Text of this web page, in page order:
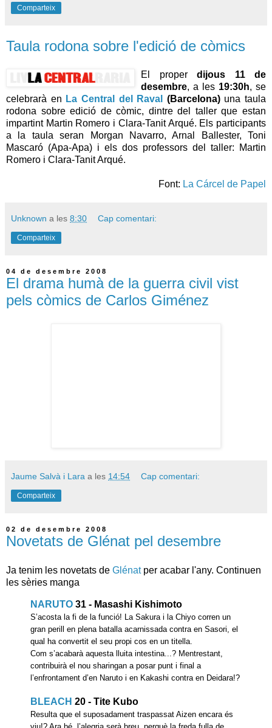
Comparteix
Taula rodona sobre l'edició de còmics
El proper dijous 11 de
desembre, a les 19:30h, se
celebrarà en La Central del Raval (Barcelona)una taula
rodona sobre edició de còmic, dintre del taller que estan
impartint Martin Romero i Clara-Tanit Arqué. Els participants
a la taula seran Morgan Navarro, Arnal Ballester, Toni
Mascaró (Apa-Apa) i els dos professors del taller: Martin
Romero i Clara-Tanit Arqué.
Font: La Cárcel de Papel
Unknown a les 8:30 Cap comentari:
Comparteix
04 de desembre 2008
El drama humà de la guerra civil vist
pels còmics de Carlos Giménez
Jaume Salvà i Lara a les 14:54 Cap comentari:
Comparteix
02 de desembre 2008
Novetats de Glénat pel desembre
Ja tenim les novetats de Glénatper acabar l'any. Continuen
les sèries manga
NARUTO 31 - Masashi Kishimoto
S’acosta la fi de la funció! La Sakura i la Chiyo corren un
gran perill en plena batalla acarnissada contra en Sasori, el
qual ha convertit el seu propi cos en un titella.
Com s’acabarà aquesta lluita intestina...? Mentrestant,
contribuirà el nou sharingan a posar punt i final a
l’enfrontament d’en Naruto i en Kakashi contra en Deidara!?
BLEACH 20 - Tite Kubo
Resulta que el suposadament traspassat Aizen encara és